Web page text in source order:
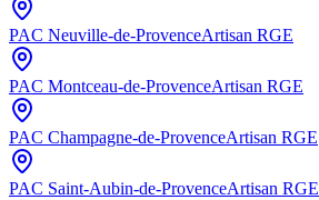
PAC Neuville-de-ProvenceArtisan RGE
PAC Montceau-de-ProvenceArtisan RGE
PAC Champagne-de-ProvenceArtisan RGE
PAC Saint-Aubin-de-ProvenceArtisan RGE